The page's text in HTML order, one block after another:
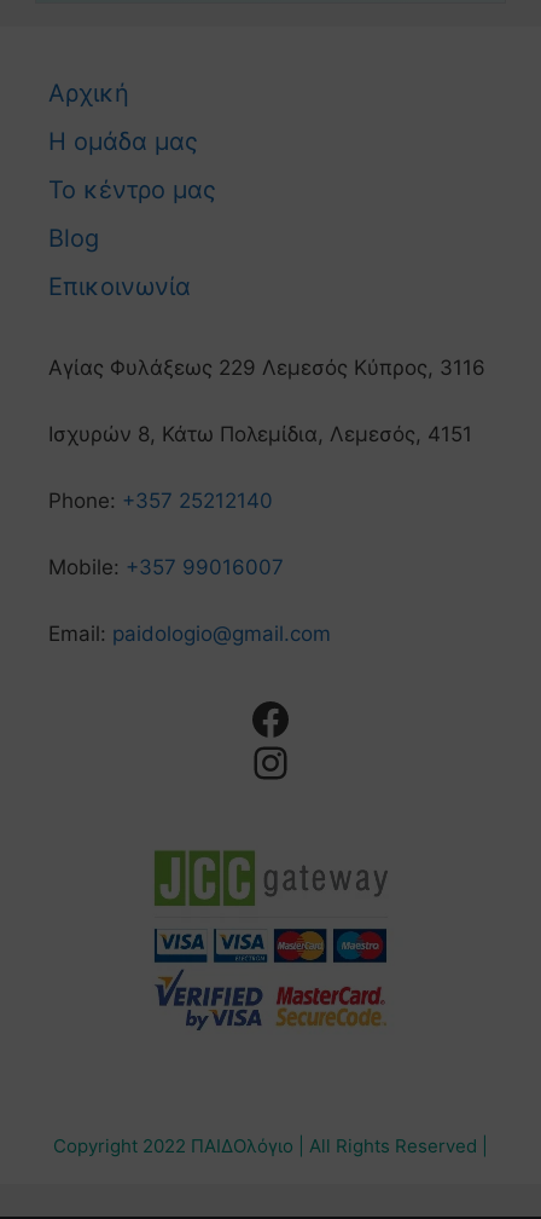
Αρχική
Η ομάδα μας
Το κέντρο μας
Blog
Επικοινωνία
Αγίας Φυλάξεως 229 Λεμεσός Κύπρος, 3116
Ισχυρών 8, Κάτω Πολεμίδια, Λεμεσός, 4151
Phone: +357 25212140
Mobile: +357 99016007
Email: paidologio@gmail.com
Copyright 2022 ΠΑΙΔΟλόγιο | All Rights Reserved |